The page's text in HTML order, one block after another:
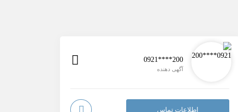
0921****200
آگهی دهنده
اطلاعات تماس